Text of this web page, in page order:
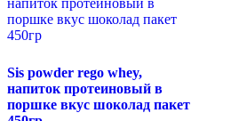
Sis powder rego whey,
напиток протеиновый в
поршке вкус шоколад пакет